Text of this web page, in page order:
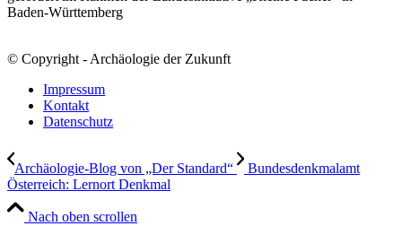
Baden-Württemberg
© Copyright - Archäologie der Zukunft
Impressum
Kontakt
Datenschutz
Archäologie-Blog von „Der Standard“
Bundesdenkmalamt
Österreich: Lernort Denkmal
Nach oben scrollen